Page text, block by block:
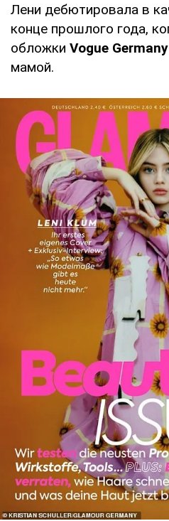
Лени дебютировала в
конце прошлого года,
обложки Vogue Germany
мамой.